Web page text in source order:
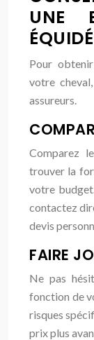
UNE
ÉQUIDÉ
Pour
votre
assureurs.
Comparez
trouver la
votre
contactez
devis
FAIRE
Ne pas
fonction de
risques
prix plus